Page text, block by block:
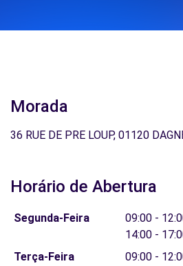
Morada
36 RUE DE PRE LOUP, 01120
Horário de Abertura
Segunda-Feira
09:00 -
14:00 -
Terça-Feira
09:00 -